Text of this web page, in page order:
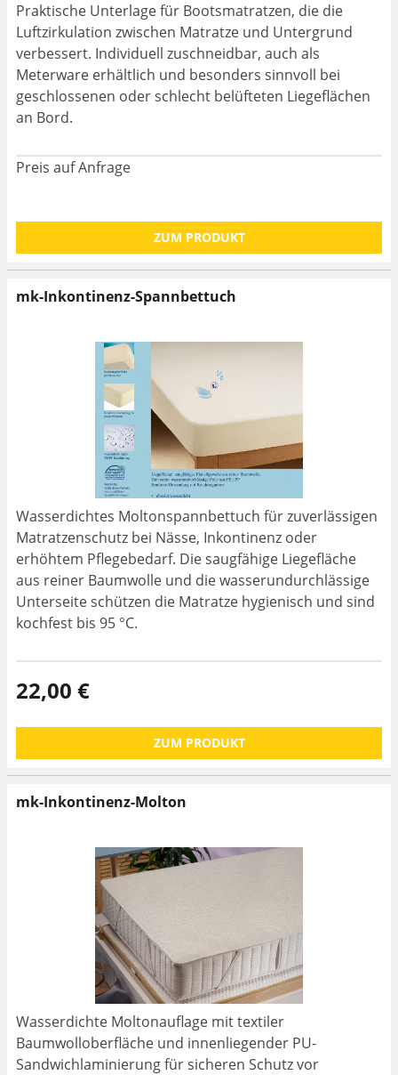
Praktische Unterlage für Bootsmatratzen, die die
Luftzirkulation zwischen Matratze und Untergrund
verbessert. Individuell zuschneidbar, auch als
Meterware erhältlich und besonders sinnvoll bei
geschlossenen oder schlecht belüfteten Liegeflächen
an Bord.
Preis auf Anfrage
ZUM PRODUKT
mk-Inkontinenz-Spannbettuch
Wasserdichtes Moltonspannbettuch für zuverlässigen
Matratzenschutz bei Nässe, Inkontinenz oder
erhöhtem Pflegebedarf. Die saugfähige Liegefläche
aus reiner Baumwolle und die wasserundurchlässige
Unterseite schützen die Matratze hygienisch und sind
kochfest bis 95 °C.
22,00 €
ZUM PRODUKT
mk-Inkontinenz-Molton
Wasserdichte Moltonauflage mit textiler
Baumwolloberfläche und innenliegender PU-
Sandwichlaminierung für sicheren Schutz vor